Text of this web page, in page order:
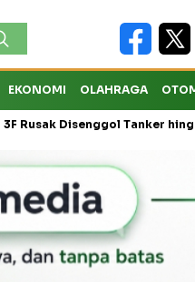
EKONOMI OLAHRAGA
Disenggol Tanker hingga